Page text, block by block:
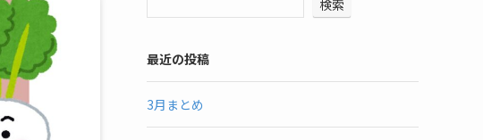
検索
最近の投稿
3月まとめ